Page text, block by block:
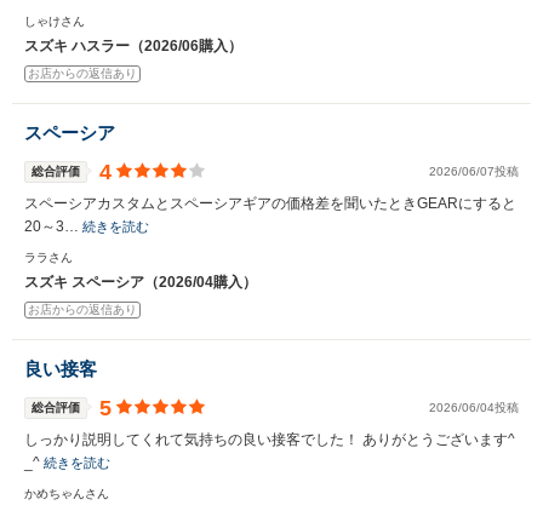
しゃけさん
スズキ ハスラー（2026/06購入）
お店からの返信あり
スペーシア
総合評価 4 2026/06/07投稿
スペーシアカスタムとスペーシアギアの価格差を聞いたときGEARにすると
20～3… 続きを読む
ララさん
スズキ スペーシア（2026/04購入）
お店からの返信あり
良い接客
総合評価 5 2026/06/04投稿
しっかり説明してくれて気持ちの良い接客でした！ ありがとうございます^
_^ 続きを読む
かめちゃんさん